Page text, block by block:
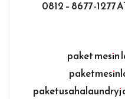
0812 – 8677 -1277
paket mesin